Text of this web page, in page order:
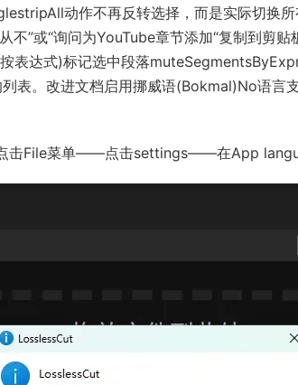
动作不再反转选择，而是实际切换
不”或“询问为YouTube章节添加“复制到剪
表达式)标记选中段落
表。改进文档启用挪威语(Bokmal)No语言
击File菜单——点击settings——在App